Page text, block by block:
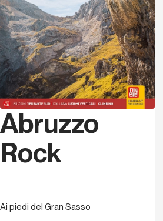
Abruzzo
Rock
Ai piedi del Gran Sasso